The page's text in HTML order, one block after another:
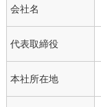
会社名
代表取締役
本社所在地